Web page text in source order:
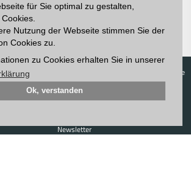
für Sie optimal zu gestalten,
Nutzung der Webseite stimmen Sie der
Cookies zu.
zu Cookies erhalten Sie in unserer
Ok, verstanden
Auction
Sell
Price Database
Highest acceptance
of bids
Newsletter